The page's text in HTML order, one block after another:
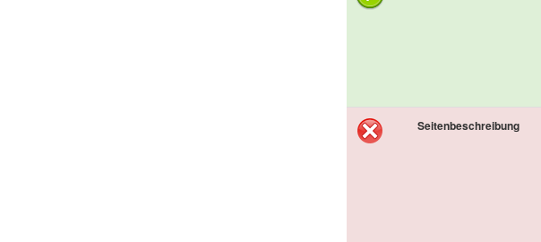
Seitenbeschreibung